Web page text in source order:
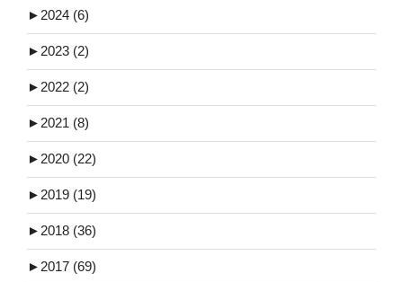
► 2024 (6)
► 2023 (2)
► 2022 (2)
► 2021 (8)
► 2020 (22)
► 2019 (19)
► 2018 (36)
► 2017 (69)